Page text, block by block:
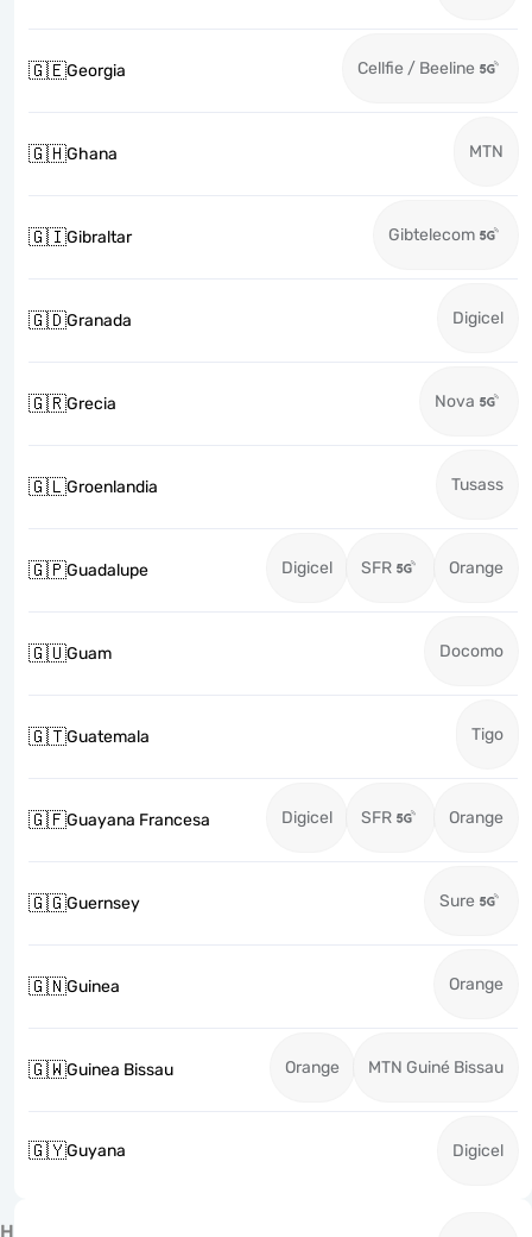
🇬🇪Georgia Cellfie / Beeline
🇬🇭Ghana MTN
🇬🇮Gibraltar Gibtelecom
🇬🇩Granada Digicel
🇬🇷Grecia Nova
🇬🇱Groenlandia Tusass
🇬🇵Guadalupe Digicel SFR Orange
🇬🇺Guam Docomo
🇬🇹Guatemala Tigo
🇬🇫Guayana Francesa Digicel SFR Orange
🇬🇬Guernsey Sure
🇬🇳Guinea Orange
🇬🇼Guinea Bissau Orange MTN Guiné Bissau
🇬🇾Guyana Digicel
H